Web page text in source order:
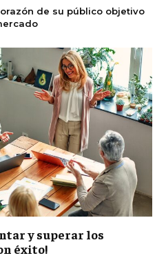
de su público objetivo
y superar los
éxito!